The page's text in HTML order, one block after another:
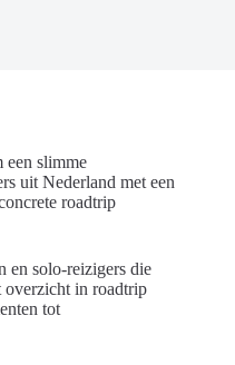
een slimme
uit Nederland met een
roadtrip
en solo-reizigers die
overzicht in roadtrip
tot